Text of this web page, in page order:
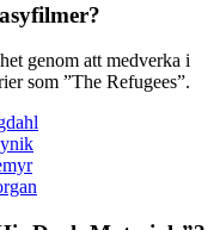
genom att medverka i
som ”The Refugees”.